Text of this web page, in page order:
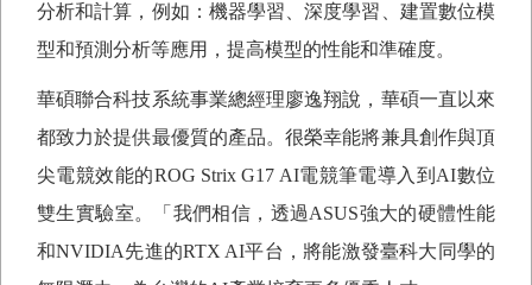
分析和計算，例如：機器學習、深度學習、建置數位模
型和預測分析等應用，提高模型的性能和準確度。
華碩聯合科技系統事業總經理廖逸翔說，華碩一直以來
都致力於提供最優質的產品。很榮幸能將兼具創作與頂
尖電競效能的ROG Strix G17 AI電競筆電導入到 AI數位
雙生實驗室。「我們相信，透過ASUS強大的硬體性能
和NVIDIA先進的RTX AI平台，將能激發臺科大同學的